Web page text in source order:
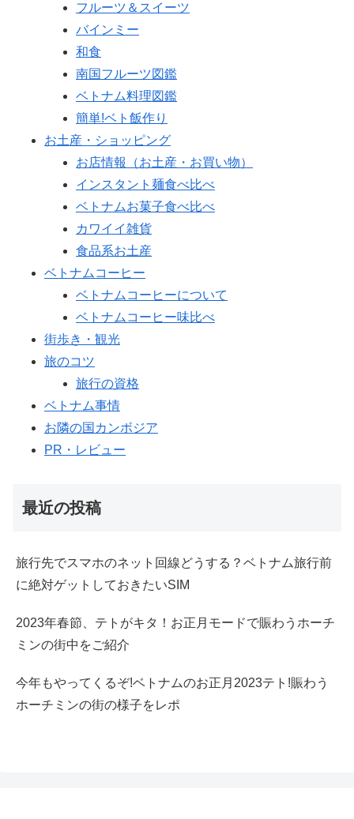
フルーツ＆スイーツ
バインミー
和食
南国フルーツ図鑑
ベトナム料理図鑑
簡単!ベト飯作り
お土産・ショッピング
お店情報（お土産・お買い物）
インスタント麺食べ比べ
ベトナムお菓子食べ比べ
カワイイ雑貨
食品系お土産
ベトナムコーヒー
ベトナムコーヒーについて
ベトナムコーヒー味比べ
街歩き・観光
旅のコツ
旅行の資格
ベトナム事情
お隣の国カンボジア
PR・レビュー
最近の投稿
旅行先でスマホのネット回線どうする？ベトナム旅行前
に絶対ゲットしておきたいSIM
2023年春節、テトがキタ！お正月モードで賑わうホーチ
ミンの街中をご紹介
今年もやってくるぞ!ベトナムのお正月2023テト!賑わう
ホーチミンの街の様子をレポ